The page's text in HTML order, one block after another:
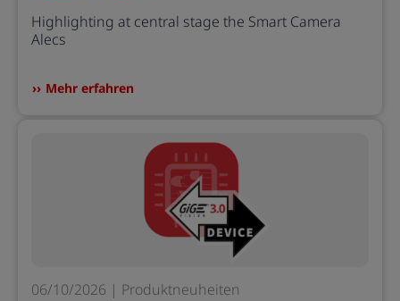
Highlighting at central stage the Smart Camera
Alecs
Mehr erfahren
06/10/2026 | Produktneuheiten